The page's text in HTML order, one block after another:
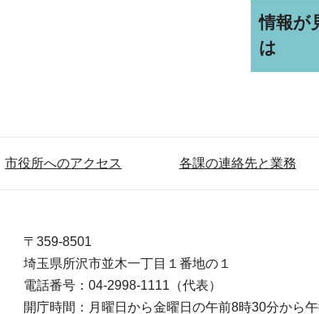
情報が
は
市役所へのアクセス 各課の連絡先と業務
〒359-8501
埼玉県所沢市並木一丁目１番地の１
電話番号：04-2998-1111（代表）
開庁時間：月曜日から金曜日の午前8時30分から